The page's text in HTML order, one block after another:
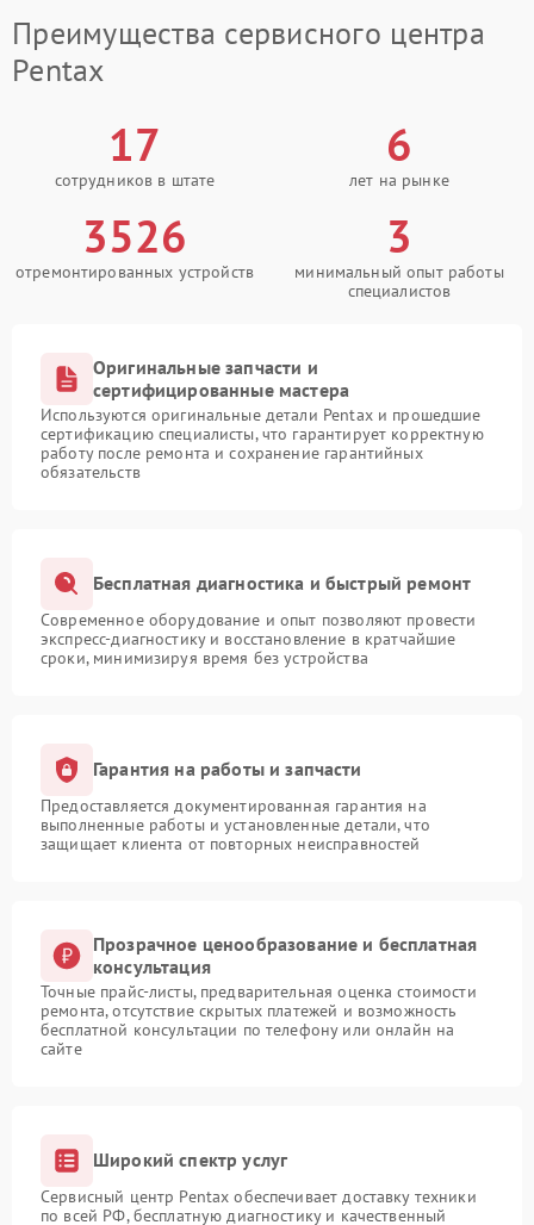
Преимущества сервисного центра
Pentax
17
сотрудников в штате
6
лет на рынке
3526
отремонтированных устройств
3
минимальный опыт работы
специалистов
Оригинальные запчасти и
сертифицированные мастера
Используются оригинальные детали Pentax и прошедшие
сертификацию специалисты, что гарантирует корректную
работу после ремонта и сохранение гарантийных
обязательств
Бесплатная диагностика и быстрый ремонт
Современное оборудование и опыт позволяют провести
экспресс-диагностику и восстановление в кратчайшие
сроки, минимизируя время без устройства
Гарантия на работы и запчасти
Предоставляется документированная гарантия на
выполненные работы и установленные детали, что
защищает клиента от повторных неисправностей
Прозрачное ценообразование и бесплатная
консультация
Точные прайс-листы, предварительная оценка стоимости
ремонта, отсутствие скрытых платежей и возможность
бесплатной консультации по телефону или онлайн на
сайте
Широкий спектр услуг
Сервисный центр Pentax обеспечивает доставку техники
по всей РФ, бесплатную диагностику и качественный